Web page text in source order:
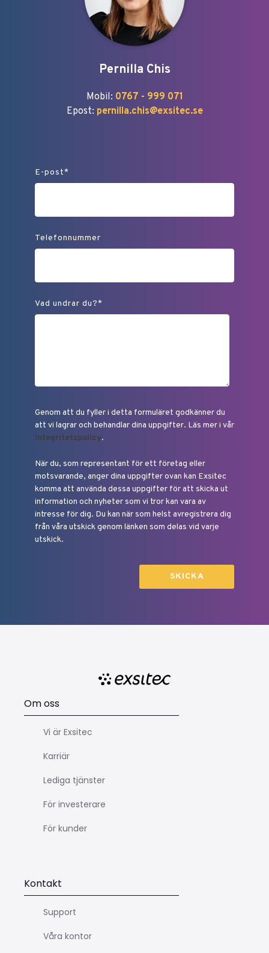
Pernilla Chis
Mobil: 0767 - 999 071
Epost: pernilla.chis@exsitec.se
E-post*
Telefonnummer
Vad undrar du?*
Genom att du fyller i detta formuläret godkänner du
att vi lagrar och behandlar dina uppgifter. Läs mer i vår
Integritetspolicy.
När du, som representant för ett företag eller
motsvarande, anger dina uppgifter ovan kan Exsitec
komma att använda dessa uppgifter för att skicka ut
information och nyheter som vi tror kan vara av
intresse för dig. Du kan när som helst avregistrera dig
från våra utskick genom länken som delas vid varje
utskick.
Om oss
Vi är Exsitec
Karriär
Lediga tjänster
För investerare
För kunder
Kontakt
Support
Våra kontor